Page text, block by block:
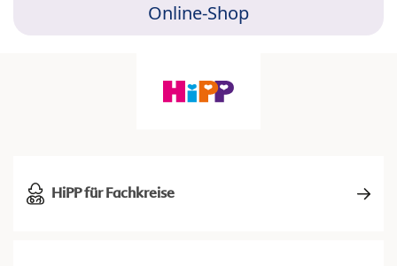
Online-Shop
HiPP für Fachkreise